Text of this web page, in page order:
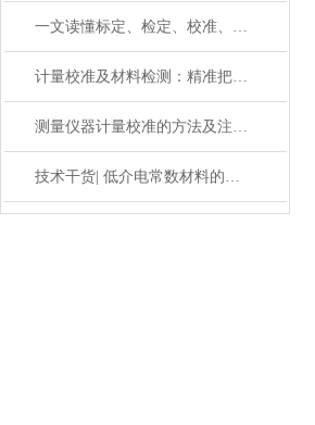
一文读懂标定、检定、校准、校验的区别
计量校准及材料检测：精准把控，助力材料性能优化升级
测量仪器计量校准的方法及注意事项
技术干货| 低介电常数材料的失效分析